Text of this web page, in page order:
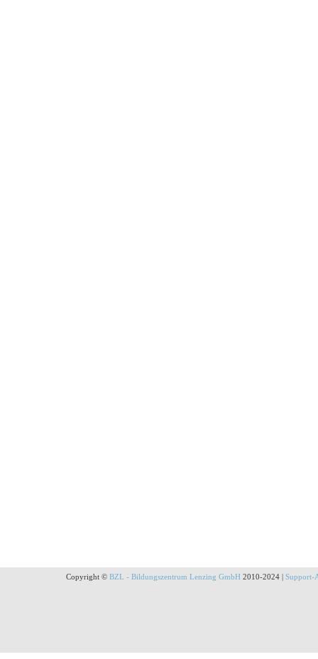
Copyright © BZL - Bildungszentrum Lenzing GmbH 2010-2024 | Support-